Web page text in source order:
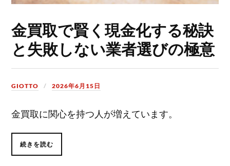
金買取で賢く現金化する秘訣
と失敗しない業者選びの極意
GIOTTO 2026年6月15日
金買取に関心を持つ人が増えています。
続きを読む